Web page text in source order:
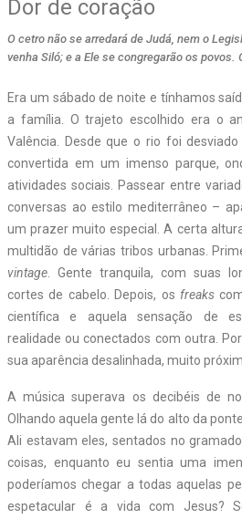
Dor de coração
O cetro não se arredará de Judá, nem o
venha Siló; e a Ele se congregarão os povos.
Era um sábado de noite e tínhamos
a família. O trajeto escolhido era o
Valência. Desde que o rio foi
convertida em um imenso parque,
atividades sociais. Passear entre
conversas ao estilo mediterrâneo –
um prazer muito especial. A certa
multidão de várias tribos urbanas.
vintage . Gente tranquila, com suas
cortes de cabelo. Depois, os freaks
científica e aquela sensação de
realidade ou conectados com outra.
sua aparência desalinhada, muito
A música superava os decibéis de
Olhando aquela gente lá do alto da
Ali estavam eles, sentados no
coisas, enquanto eu sentia uma
poderíamos chegar a todas aquelas
espetacular é a vida com Jesus?